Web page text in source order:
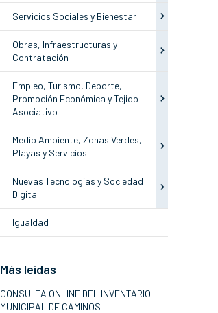
Servicios Sociales y Bienestar
Obras, Infraestructuras y
Contratación
Empleo, Turismo, Deporte,
Promoción Económica y Tejido
Asociativo
Medio Ambiente, Zonas Verdes,
Playas y Servicios
Nuevas Tecnologías y Sociedad
Digital
Igualdad
Más leídas
CONSULTA ONLINE DEL INVENTARIO
MUNICIPAL DE CAMINOS